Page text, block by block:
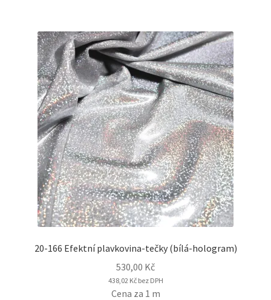
20-166 Efektní plavkovina-tečky (bílá-hologram)
530,00 Kč
438,02 Kčbez DPH
Cena za 1 m